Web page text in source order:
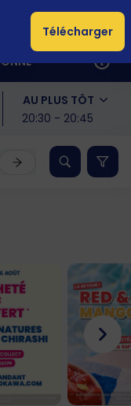
Télécharger
Les Sables-
AU PLUS TÔT
20:30 - 20:45
VOTRE PAUSE